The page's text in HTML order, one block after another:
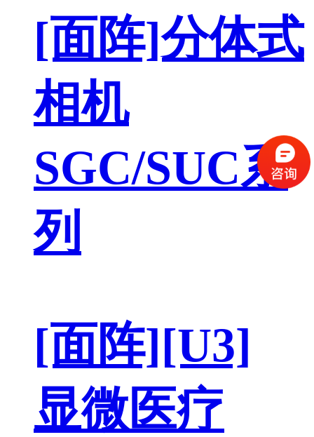
[面阵]分体式
相机
SGC/SUC系
列
[面阵][U3]
显微医疗